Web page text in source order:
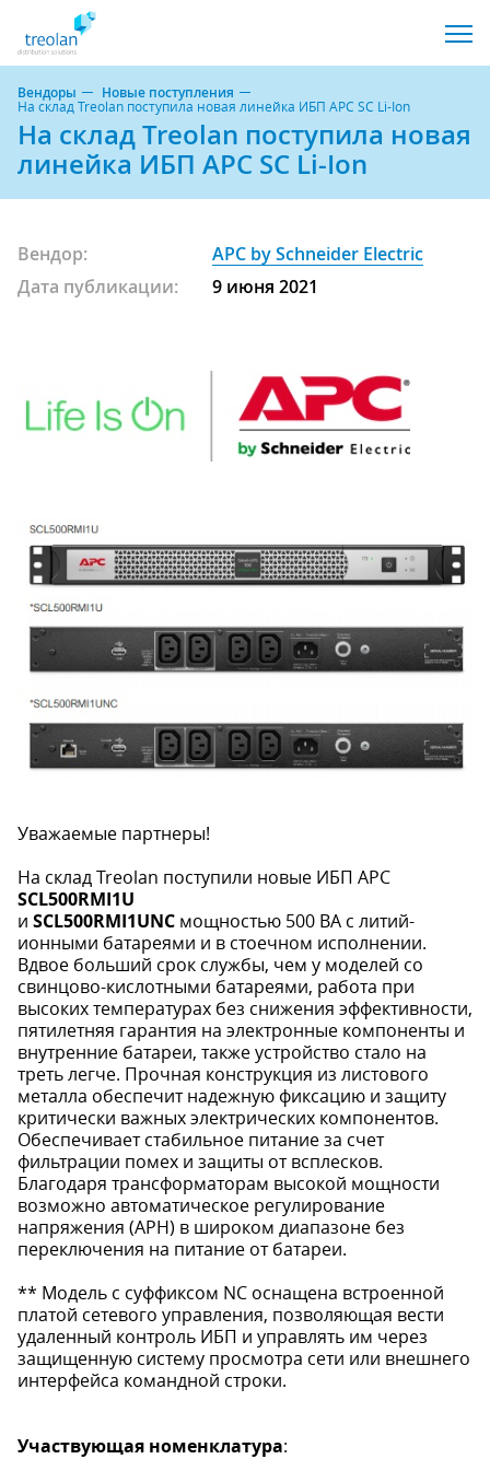
Вендоры Новые поступления
На склад Treolan поступила новая линейка ИБП APC SC Li-Ion
На склад Treolan поступила новая
линейка ИБП APC SC Li-Ion
Вендор:
APC by Schneider Electric
Дата публикации:
9 июня 2021
Уважаемые партнеры!
На склад Treolan поступили новые ИБП APC
SCL500RMI1U
и SCL500RMI1UNC мощностью 500 ВА с литий-
ионными батареями и в стоечном исполнении.
Вдвое больший срок службы, чем у моделей со
свинцово-кислотными батареями, работа при
высоких температурах без снижения эффективности,
пятилетняя гарантия на электронные компоненты и
внутренние батареи, также устройство стало на
треть легче. Прочная конструкция из листового
металла обеспечит надежную фиксацию и защиту
критически важных электрических компонентов.
Обеспечивает стабильное питание за счет
фильтрации помех и защиты от всплесков.
Благодаря трансформаторам высокой мощности
возможно автоматическое регулирование
напряжения (АРН) в широком диапазоне без
переключения на питание от батареи.
** Модель с суффиксом NC оснащена встроенной
платой сетевого управления, позволяющая вести
удаленный контроль ИБП и управлять им через
защищенную систему просмотра сети или внешнего
интерфейса командной строки.
Участвующая номенклатура: